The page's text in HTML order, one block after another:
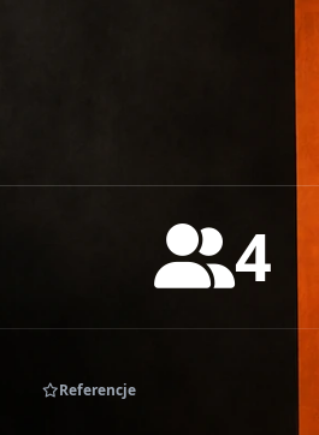
4
Referencje